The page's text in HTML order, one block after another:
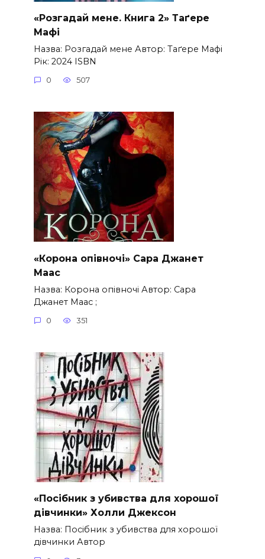
«Розгадай мене. Книга 2» Таґере
Мафі
Назва: Розгадай мене Автор: Таґере Мафі
Рік: 2024 ISBN
0 507
«Корона опівночі» Сара Джанет
Маас
Назва: Корона опівночі Автор: Сара
Джанет Маас ;
0 351
«Посібник з убивства для хорошої
дівчинки» Холли Джексон
Назва: Посібник з убивства для хорошої
дівчинки Автор